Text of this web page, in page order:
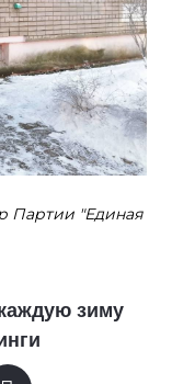
Партии "Единая
зиму